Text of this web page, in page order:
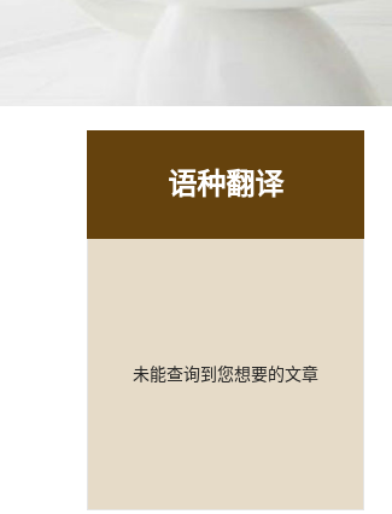
语种翻译
未能查询到您想要的文章